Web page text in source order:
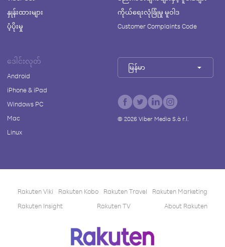
နှုန်းထားများ
ပံ့ပိုးမှု
ကိုယ်ရေးလုံခြုံမှု မူဝါဒ
Customer Complaints Code
ဒေါင်းလုတ်
Android
iPhone & iPad
Windows PC
Mac
Linux
မြန်မာ
© 2026Viber Media S.à r.l.
Rakuten Viki Rakuten Kobo Rakuten Travel
Rakuten Marketing
Rakuten Insight
Rakuten TV About Rakuten